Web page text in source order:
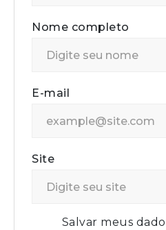
Nome completo
E-mail
Site
Salvar meus